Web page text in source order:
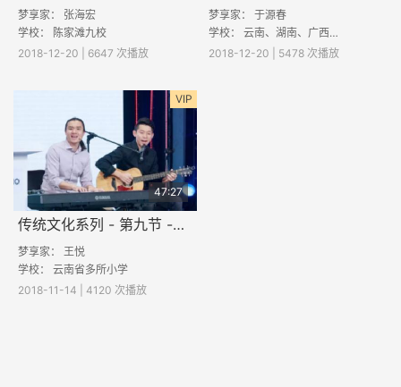
梦享家： 张海宏
学校：
陈家滩九校
2018-12-20 | 6647 次播放
梦享家： 于源春
学校： 云南、湖南、广西等多所小学
2018-12-20 | 5478 次播放
VIP
47:27
传统文化系列 - 第九节 -《音乐的秘密》
梦享家： 王悦
学校： 云南省多所小学
2018-11-14 | 4120 次播放